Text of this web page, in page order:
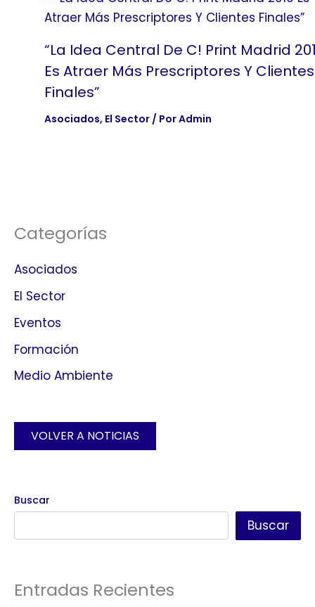
“La Idea Central De C! Print Madrid
Es Atraer Más Prescriptores Y Clientes
Finales”
Asociados, El Sector/ PorAdmin
Categorías
Asociados
El Sector
Eventos
Formación
Medio Ambiente
VOLVER A NOTICIAS
Buscar
Buscar
Entradas Recientes